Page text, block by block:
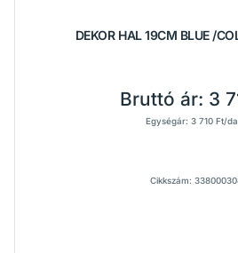
DEKOR HAL 19CM BLUE /
Bruttó ár: 3
Egységár: 3 710 Ft/
Cikkszám: